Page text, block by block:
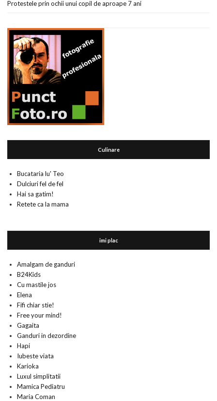
Protestele prin ochii unui copil de aproape 7 ani
Culinare
Bucataria lu' Teo
Dulciuri fel de fel
Hai sa gatim!
Retete ca la mama
imi plac
Amalgam de ganduri
B24Kids
Cu mastile jos
Elena
Fifi chiar stie!
Free your mind!
Gagaita
Ganduri in dezordine
Hapi
Iubeste viata
Karioka
Luxul simplitatii
Mamica Pediatru
Maria Coman